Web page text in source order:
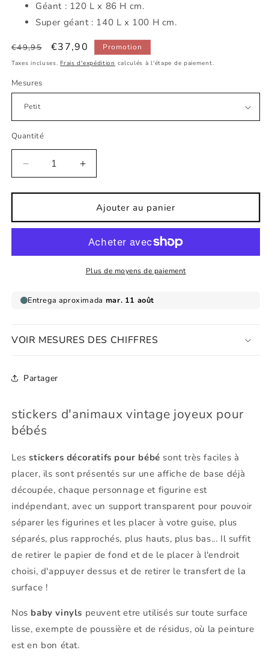
Géant : 120 L x 86 H cm.
Super géant : 140 L x 100 H cm.
Prix
habituel
€49,95
Prix
promotionnel
€37,90 Promotion
Taxes incluses.Frais d'expédition calculés à l'étape de paiement.
Mesures
Quantité
Réduire
la
quantité
stickers
d&#39;animaux
joyeux
Augmenter
la
quantité
stickers
d&#39;animaux
vintage
joyeux
pour
Ajouter au panier
Plus de moyens de paiement
VOIR MESURES DES CHIFFRES
Partager
stickers d'animaux vintage joyeux pour
bébés
Lesstickers décoratifs pour bébé sont très faciles à
placer, ils sont présentés sur une affiche de base déjà
découpée, chaque personnage et figurine est
indépendant, avec un support transparent pour pouvoir
séparer les figurines et les placer à votre guise, plus
séparés, plus rapprochés, plus hauts, plus bas... Il suffit
de retirer le papier de fond et de le placer à l'endroit
choisi, d'appuyer dessus et de retirer le transfert de la
surface !
Nos baby vinyls peuvent etre utilisés sur toute surface
lisse, exempte de poussière et de résidus, où la peinture
est en bon état.